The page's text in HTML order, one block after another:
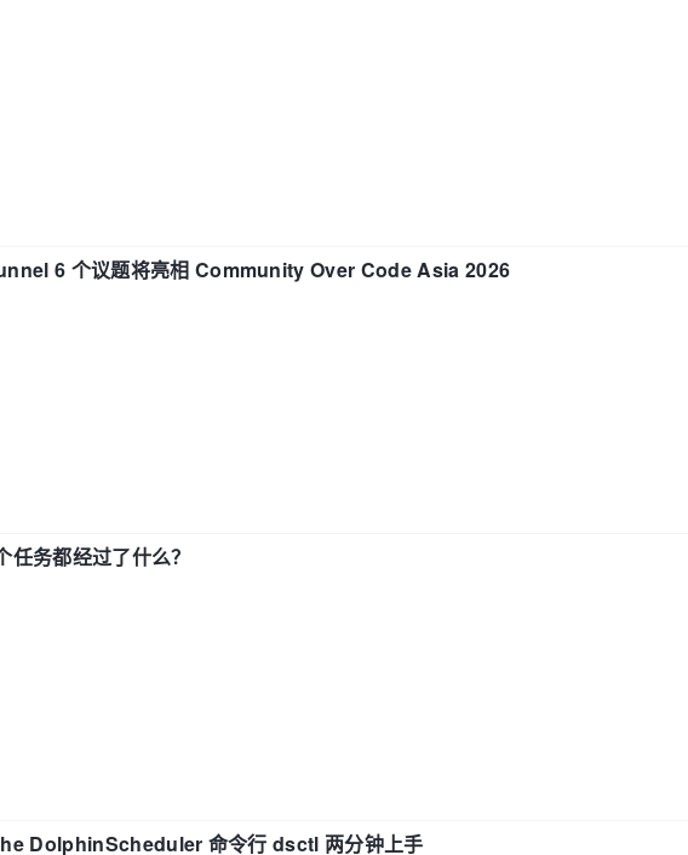
6 个议题将亮相 Community Over Code Asia 2026
务都经过了什么？
DolphinScheduler 命令行 dsctl 两分钟上手